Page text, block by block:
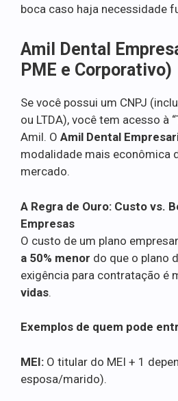
boca caso haja necessidade
Amil Dental
PME e Corporativo)
Se você possui um CNPJ
ou LTDA), você tem acesso à
Amil. O Amil Dental
modalidade mais econômica
mercado.
A Regra de Ouro: Custo vs.
Empresas
O custo de um plano
a 50% menor do que o plano
exigência para contratação é
vidas.
Exemplos de quem pode
MEI: O titular do MEI + 1
esposa/marido).